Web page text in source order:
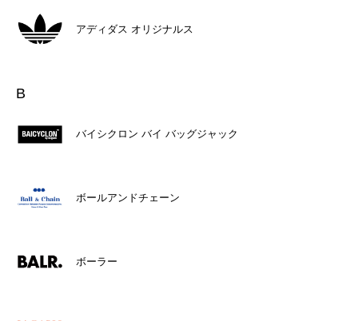
アディダス オリジナルス
B
バイシクロン バイ バッグジャック
ボールアンドチェーン
ボーラー